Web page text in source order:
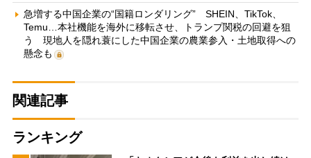
急増する中国企業の“国籍ロンダリング” SHEIN、TikTok、
Temu…本社機能を海外に移転させ、トランプ関税の回避を狙
う 現地人を隠れ蓑にした中国企業の農業参入・土地取得への
懸念も
関連記事
ランキング